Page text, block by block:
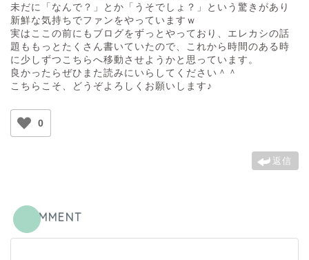
未だに「なんで？」とか「うそでしょ？」という驚きがあり
新鮮な気持ちでファンをやっていますｗ
実はここの前にもブログをずっとやっており、エレカシの話
題ももっとたくさん書いていたので、これから時間のある時
に少しずつこちらへ移動させようかと思っています。
良かったらぜひまた読みにいらしてください＾＾
こちらこそ、どうぞよろしくお願いします♪
0
返信
COMMENT